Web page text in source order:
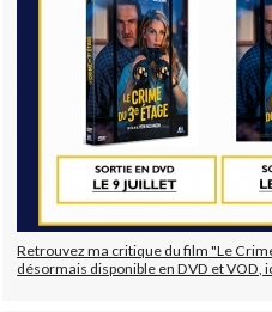
Retrouvez ma critique du film "Le
désormais disponible en DVD et VOD,